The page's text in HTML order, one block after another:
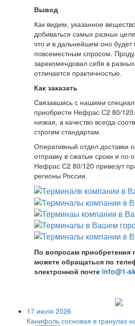
Вывод
Как видим, указанное
добиваться самых разных
что и в дальнейшем оно будет
повсеместным спросом.
зарекомендовал себя в
отличается практичностью.
Как заказать
Связавшись с нашими
приобрести Нефрас С2 80/
низкая, а качество всегда
строгим стандартам.
Оперативный отдел доставки
отправку в сжатые сроки и по
Нефрас С2 80/120 привезут
регионы России.
По вопросам приобретения
можете обращаться по
электронной почте info@1-
17 июля 2026
Канифоль сосновая в гранулах